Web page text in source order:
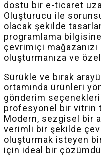
dostu bir e-ticaret
Oluşturucu ile
olacak şekilde
programlama
çevrimiçi
oluşturmanıza ve
Sürükle ve bırak
ortamında ürünleri
gönderim
profesyonel bir vitrin
Modern, sezgisel bir
verimli bir şekilde
oluşturmak isteyen
için ideal bir